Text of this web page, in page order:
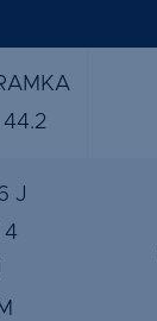
44.2
J
4